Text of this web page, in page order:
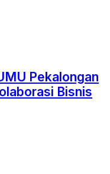
Pekalongan
Bisnis